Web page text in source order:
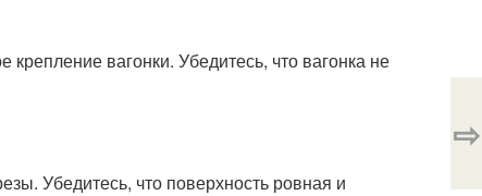
вагонки. Убедитесь, что вагонка не
Убедитесь, что поверхность ровная и
⇨